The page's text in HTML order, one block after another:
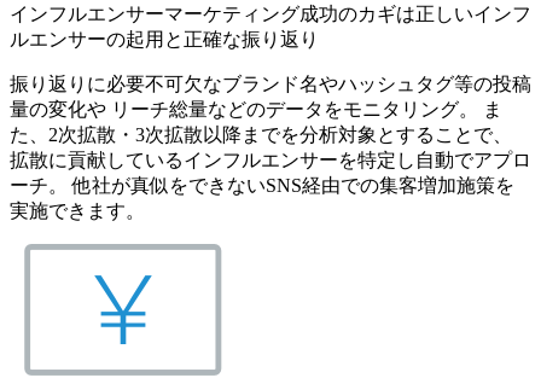
インフルエンサーマーケティング成功のカギは正しいインフ
ルエンサーの起用と正確な振り返り
振り返りに必要不可欠なブランド名やハッシュタグ等の投稿
量の変化や リーチ総量などのデータをモニタリング。 ま
た、2次拡散・3次拡散以降までを分析対象とすることで、
拡散に貢献しているインフルエンサーを特定し自動でアプロ
ーチ。 他社が真似をできないSNS経由での集客増加施策を
実施できます。